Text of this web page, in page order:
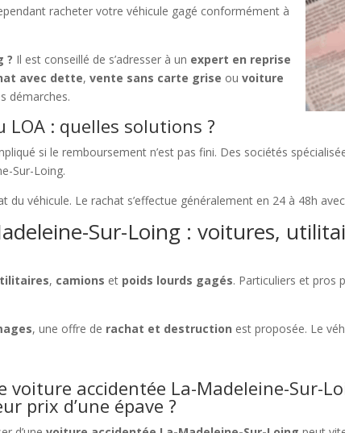
racheter votre véhicule gagé conformément à
? Il est conseillé de s’adresser à un expert en reprise
avec dette,vente sans carte grise ouvoiture
démarches.
LOA : quelles solutions ?
si le remboursement n’est pas fini. Des sociétés
Sur-Loing.
du véhicule. Le rachat s’effectue généralement en 24 à 48h
Sur-Loing : voitures,
, camions et poids lourds gagés. Particuliers et pros
, une offre de rachat et destruction est proposée. Le
voiture accidentée La-Madeleine-Sur-
prix d’une épave ?